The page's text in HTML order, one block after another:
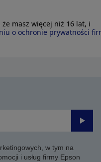
masz więcej niż 16 lat, i
o ochronie prywatności
w tym na
i usług firmy Epson